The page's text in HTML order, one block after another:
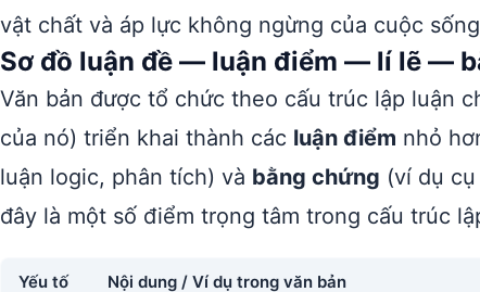
vật chất và áp lực không ngừng của cuộc
Sơ đồ luận đề — luận điểm — lí lẽ —
Văn bản được tổ chức theo cấu trúc lập luận
của nó) triển khai thành các luận điểm nhỏ
luận logic, phân tích) và bằng chứng (ví dụ
đây là một số điểm trọng tâm trong cấu trúc
Yếu tố
Nội dung / Ví dụ trong văn bản